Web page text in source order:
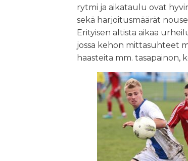
rytmi ja aikataulu ovat
sekä harjoitusmäärät
Erityisen altista aikaa
jossa kehon mittasuhteet
haasteita mm. tasapainon,